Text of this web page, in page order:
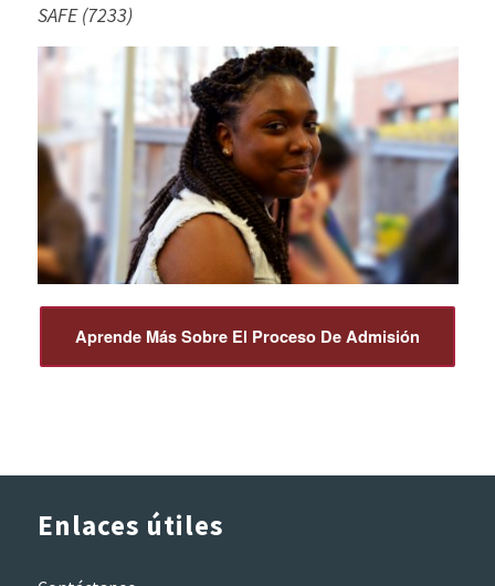
SAFE (7233)
Aprende Más Sobre El Proceso De Admisión
Enlaces útiles